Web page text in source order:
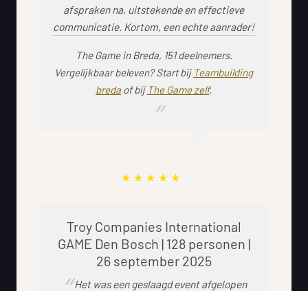
afspraken na, uitstekende en effectieve
communicatie. Kortom, een echte aanrader!
The Game in Breda, 151 deelnemers.
Vergelijkbaar beleven? Start bij Teambuilding
breda of bij The Game zelf.
Troy Companies International
GAME Den Bosch | 128 personen |
26 september 2025
Het was een geslaagd event afgelopen